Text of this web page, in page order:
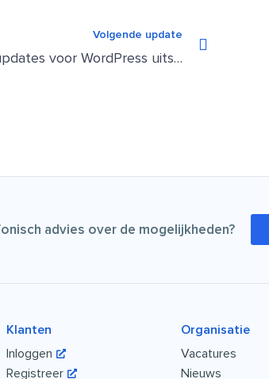
Volgende update
Automatische updates voor WordPress uitschakelen
advies over de mogelijkheden?
Klanten
Inloggen
Registreer
Organisatie
Vacatures
Nieuws